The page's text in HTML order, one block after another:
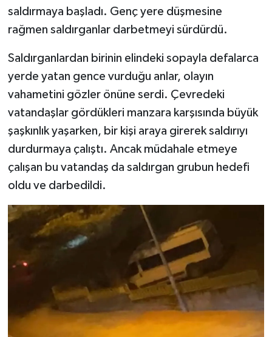
saldırmaya başladı. Genç yere düşmesine
rağmen saldırganlar darbetmeyi sürdürdü.
Saldırganlardan birinin elindeki sopayla defalarca
yerde yatan gence vurduğu anlar, olayın
vahametini gözler önüne serdi. Çevredeki
vatandaşlar gördükleri manzara karşısında büyük
şaşkınlık yaşarken, bir kişi araya girerek saldırıyı
durdurmaya çalıştı. Ancak müdahale etmeye
çalışan bu vatandaş da saldırgan grubun hedefi
oldu ve darbedildi.